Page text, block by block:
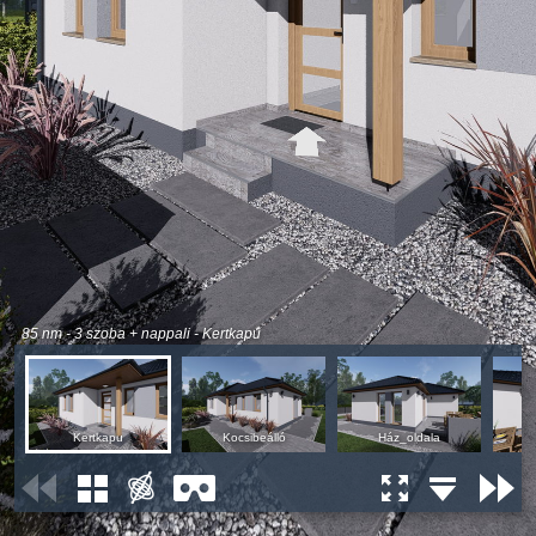
85 nm - 3 szoba + nappali - Kertkapu
Kertkapu Kocsibeálló Ház_oldala